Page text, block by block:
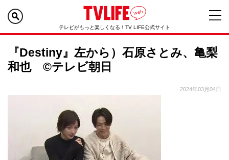
テレビがもっと楽しくなる！TV LIFE公式サイト
『Destiny』左から）石原さとみ、亀梨
和也 ©テレビ朝日
2024年03月04日